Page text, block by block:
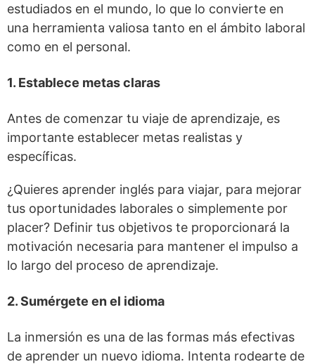
estudiados en el mundo, lo que lo convierte en
una herramienta valiosa tanto en el ámbito laboral
como en el personal.
1. Establece metas claras
Antes de comenzar tu viaje de aprendizaje, es
importante establecer metas realistas y
específicas.
¿Quieres aprender inglés para viajar, para mejorar
tus oportunidades laborales o simplemente por
placer? Definir tus objetivos te proporcionará la
motivación necesaria para mantener el impulso a
lo largo del proceso de aprendizaje.
2. Sumérgete en el idioma
La inmersión es una de las formas más efectivas
de aprender un nuevo idioma. Intenta rodearte de